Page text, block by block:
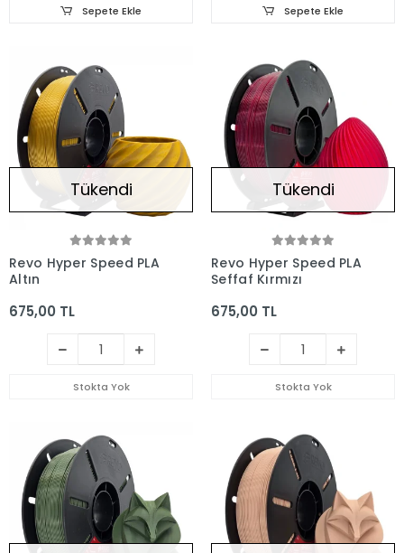
Sepete Ekle Sepete Ekle
Tükendi
Revo Hyper Speed PLA
Altın
675,00 TL
Stokta Yok
Tükendi
Revo Hyper Speed PLA
Şeffaf Kırmızı
675,00 TL
Stokta Yok